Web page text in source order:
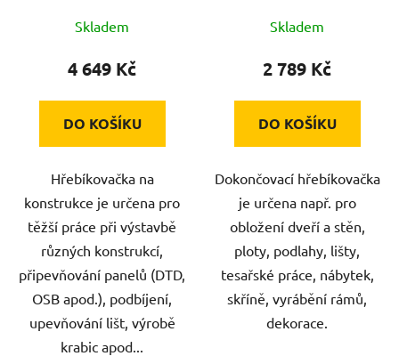
Skladem
4 649 Kč
DO KOŠÍKU
Hřebíkovačka na
konstrukce je určena pro
těžší práce při výstavbě
různých konstrukcí,
připevňování panelů (DTD,
OSB apod.), podbíjení,
upevňování lišt, výrobě
krabic apod...
Skladem
2 789 Kč
DO KOŠÍKU
Dokončovací hřebíkovačka
je určena např. pro
obložení dveří a stěn,
ploty, podlahy, lišty,
tesařské práce, nábytek,
skříně, vyrábění rámů,
dekorace.